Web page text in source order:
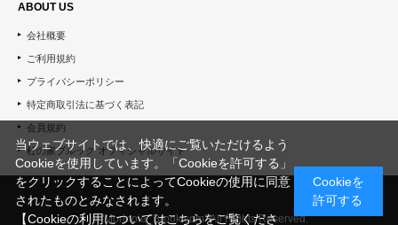
ABOUT US
会社概要
ご利用規約
プライバシーポリシー
特定商取引法に基づく表記
会員規約
杜の家ブルック オフィシャルサイト
© "Morinoie_Brook.com" All Rights Reserved.
当ウェブサイトでは、快適にご覧いただけるよう
Cookieを使用しています。「Cookieを許可する」
をクリックすることによってCookieの使用に同意
されたものとみなされます。
【Cookieの利用についてはこちらをご覧くださ
Cookieを
許可する